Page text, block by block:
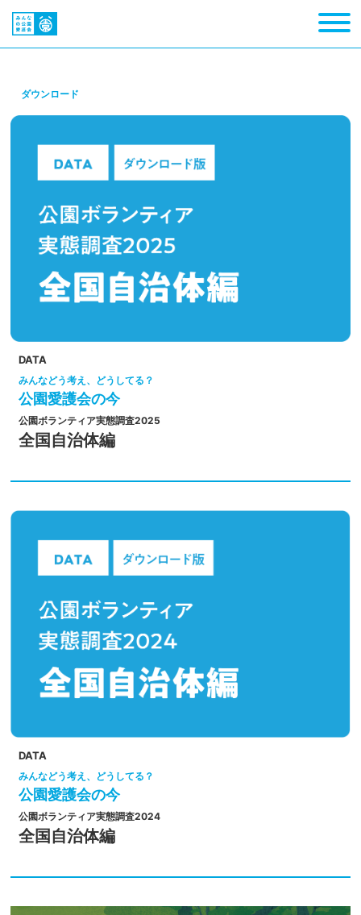
ダウンロード
DATA
みんなどう考え、どうしてる？
公園愛護会の今
公園ボランティア実態調査2025
全国自治体編
DATA
みんなどう考え、どうしてる？
公園愛護会の今
公園ボランティア実態調査2024
全国自治体編